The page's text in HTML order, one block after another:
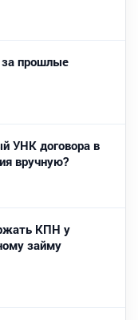
прошлые
УНК договора в
вручную?
КПН у
займу